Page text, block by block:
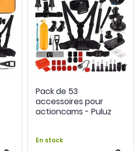
Pack de 53
accessoires pour
actioncams - Puluz
En stock